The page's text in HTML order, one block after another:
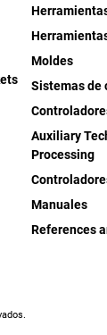
Moldes
Sistemas de
Auxiliary
Processing
Manuales
References